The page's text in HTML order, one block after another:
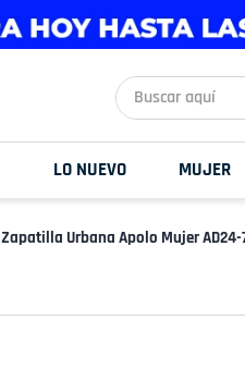
Buscar aquí
LO NUEVO MUJER
Zapatilla Urbana Apolo Mujer AD24-